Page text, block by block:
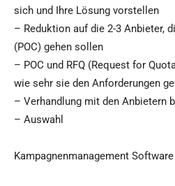
sich und Ihre Lösung vorstellen
– Reduktion auf die 2-3 Anbieter,
(POC) gehen sollen
– POC und RFQ (Request for
wie sehr sie den Anforderungen
– Verhandlung mit den Anbietern
– Auswahl
Kampagnenmanagement